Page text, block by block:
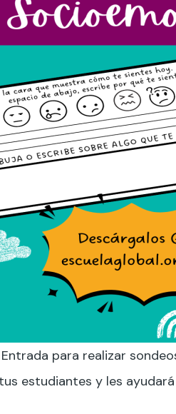
para realizar
estudiantes y les